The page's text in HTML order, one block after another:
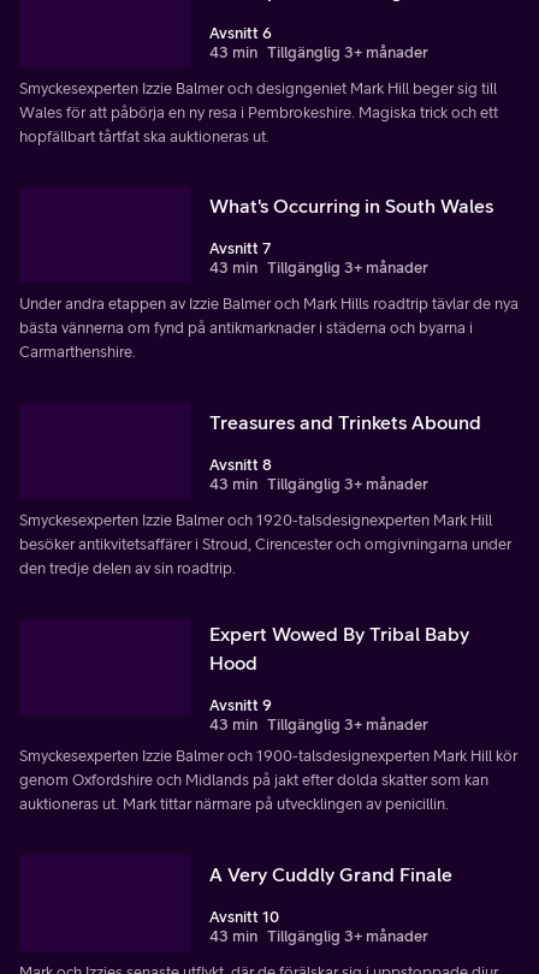
Avsnitt 6
43 min Tillgänglig 3+ månader
Smyckesexperten Izzie Balmer och designgeniet Mark Hill beger sig till
Wales för att påbörja en ny resa i Pembrokeshire. Magiska trick och ett
hopfällbart tårtfat ska auktioneras ut.
What's Occurring in South Wales
Avsnitt 7
43 min Tillgänglig 3+ månader
Under andra etappen av Izzie Balmer och Mark Hills roadtrip tävlar de nya
bästa vännerna om fynd på antikmarknader i städerna och byarna i
Carmarthenshire.
Treasures and Trinkets Abound
Avsnitt 8
43 min Tillgänglig 3+ månader
Smyckesexperten Izzie Balmer och 1920-talsdesignexperten Mark Hill
besöker antikvitetsaffärer i Stroud, Cirencester och omgivningarna under
den tredje delen av sin roadtrip.
Expert Wowed By Tribal Baby
Hood
Avsnitt 9
43 min Tillgänglig 3+ månader
Smyckesexperten Izzie Balmer och 1900-talsdesignexperten Mark Hill kör
genom Oxfordshire och Midlands på jakt efter dolda skatter som kan
auktioneras ut. Mark tittar närmare på utvecklingen av penicillin.
A Very Cuddly Grand Finale
Avsnitt 10
43 min Tillgänglig 3+ månader